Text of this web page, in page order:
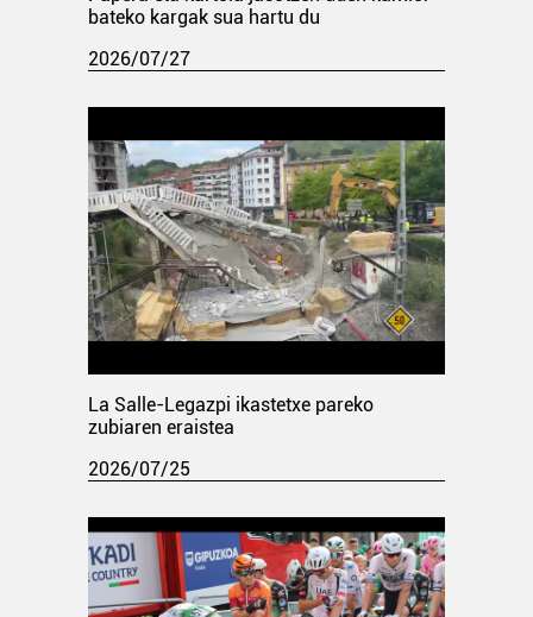
bateko kargak sua hartu du
2026/07/27
La Salle-Legazpi ikastetxe pareko
zubiaren eraistea
2026/07/25